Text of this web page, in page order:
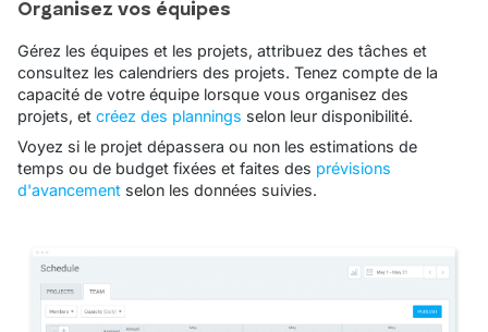
Organisez vos équipes
Gérez les équipes et les projets, attribuez des tâches et
consultez les calendriers des projets. Tenez compte de la
capacité de votre équipe lorsque vous organisez des
projets, et créez des plannings selon leur disponibilité.
Voyez si le projet dépassera ou non les estimations de
temps ou de budget fixées et faites des prévisions
d'avancement selon les données suivies.